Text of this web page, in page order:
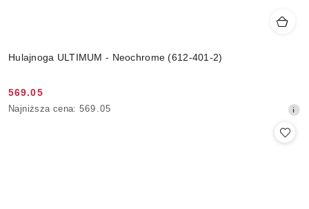
Hulajnoga ULTIMUM - Neochrome (612-401-2)
Cena
promocyjna:
569.05
Najniższa
Najniższa cena: 569.05